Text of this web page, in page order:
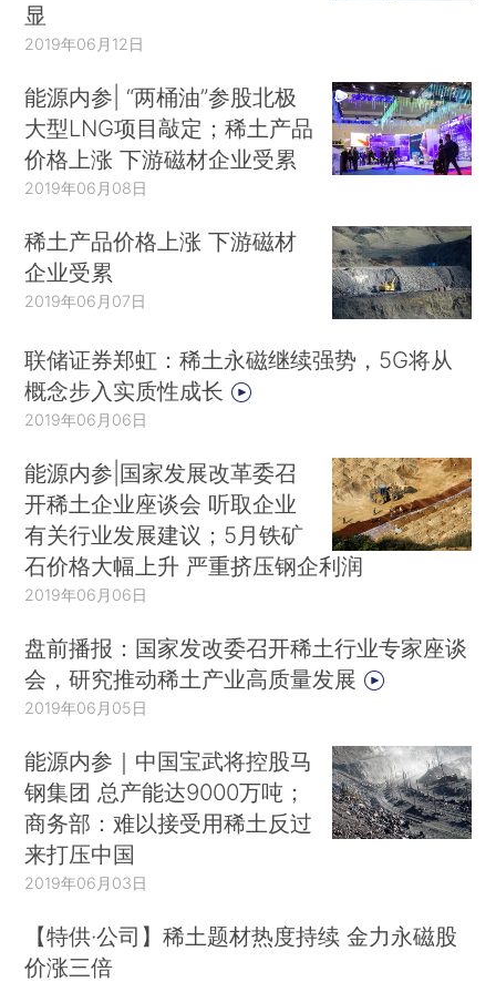
显
2019年06月12日
能源内参| “两桶油”参股北极
大型LNG项目敲定；稀土产品
价格上涨 下游磁材企业受累
2019年06月08日
稀土产品价格上涨 下游磁材
企业受累
2019年06月07日
联储证券郑虹：稀土永磁继续强势，5G将从
概念步入实质性成长
2019年06月06日
能源内参|国家发展改革委召
开稀土企业座谈会 听取企业
有关行业发展建议；5月铁矿
石价格大幅上升 严重挤压钢企利润
2019年06月06日
盘前播报：国家发改委召开稀土行业专家座谈
会，研究推动稀土产业高质量发展
2019年06月05日
能源内参｜中国宝武将控股马
钢集团 总产能达9000万吨；
商务部：难以接受用稀土反过
来打压中国
2019年06月03日
【特供·公司】稀土题材热度持续 金力永磁股
价涨三倍